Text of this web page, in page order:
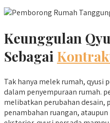
Keunggulan
Sebagai
Tak hanya melek rumah, qyusi
dalam penyempuraan rumah.
melibatkan perubahan desain,
penambahan ruangan,